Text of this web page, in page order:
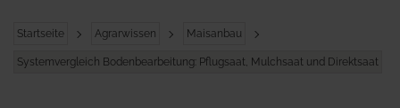
Startseite Agrarwissen Maisanbau
Systemvergleich Bodenbearbeitung: Pflugsaat, Mulchsaat und Direktsaat